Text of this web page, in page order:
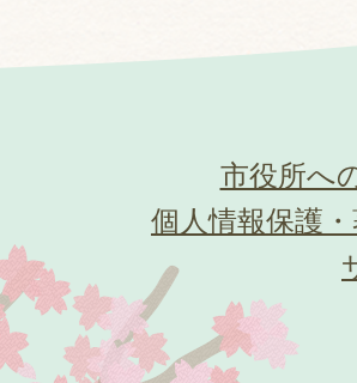
市役所へ
個人情報保護